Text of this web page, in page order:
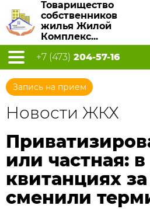
Товарищество
собственников
жилья Жилой
Комплекс...
+7 (473) 204-57-16
Запись на прием
Новости ЖКХ
или частная: в
квитанциях
сменили